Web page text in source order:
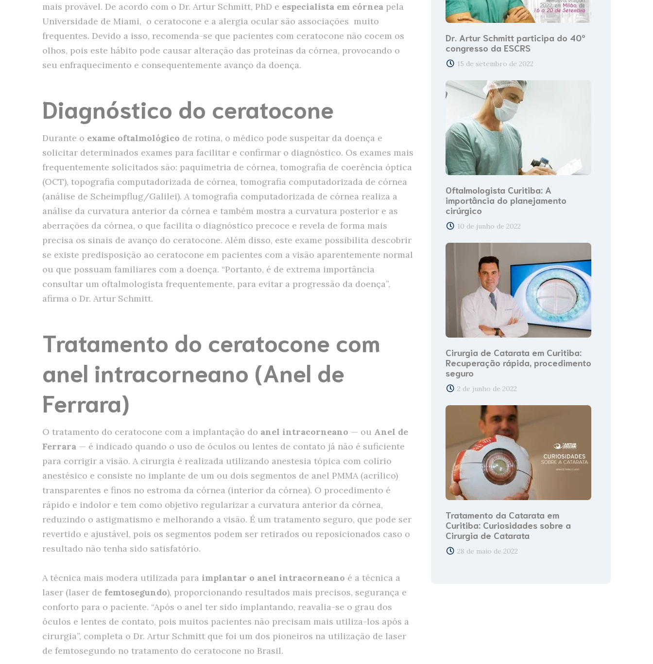
mais provável. De acordo com o Dr. Artur Schmitt, PhD e especialista em córnea pela
Universidade de Miami, o ceratocone e a alergia ocular são associações muito
frequentes. Devido a isso, recomenda-se que pacientes com ceratocone não cocem os
olhos, pois este hábito pode causar alteração das proteínas da córnea, provocando o
seu enfraquecimento e consequentemente avanço da doença.
Diagnóstico do ceratocone
Durante o exame oftalmológico de rotina, o médico pode suspeitar da doença e
solicitar determinados exames para facilitar e confirmar o diagnóstico. Os exames mais
frequentemente solicitados são: paquimetria de córnea, tomografia de coerência óptica
(OCT), topografia computadorizada de córnea, tomografia computadorizada de córnea
(análise de Scheimpflug/Galilei). A tomografia computadorizada de córnea realiza a
análise da curvatura anterior da córnea e também mostra a curvatura posterior e as
aberrações da córnea, o que facilita o diagnóstico precoce e revela de forma mais
precisa os sinais de avanço do ceratocone. Além disso, este exame possibilita descobrir
se existe predisposição ao ceratocone em pacientes com a visão aparentemente normal
ou que possuam familiares com a doença. “Portanto, é de extrema importância
consultar um oftalmologista frequentemente, para evitar a progressão da doença”,
afirma o Dr. Artur Schmitt.
Tratamento do ceratocone com
anel intracorneano (Anel de
Ferrara)
O tratamento do ceratocone com a implantação do anel intracorneano — ou Anel de
Ferrara — é indicado quando o uso de óculos ou lentes de contato já não é suficiente
para corrigir a visão. A cirurgia é realizada utilizando anestesia tópica com colírio
anestésico e consiste no implante de um ou dois segmentos de anel PMMA (acrílico)
transparentes e finos no estroma da córnea (interior da córnea). O procedimento é
rápido e indolor e tem como objetivo regularizar a curvatura anterior da córnea,
reduzindo o astigmatismo e melhorando a visão. É um tratamento seguro, que pode ser
revertido e ajustável, pois os segmentos podem ser retirados ou reposicionados caso o
resultado não tenha sido satisfatório.
A técnica mais modera utilizada para implantar o anel intracorneano é a técnica a
laser (laser de femtosegundo), proporcionando resultados mais precisos, segurança e
conforto para o paciente. “Após o anel ter sido implantando, reavalia-se o grau dos
óculos e lentes de contato, pois muitos pacientes não precisam mais utiliza-los após a
cirurgia”, completa o Dr. Artur Schmitt que foi um dos pioneiros na utilização de laser
de femtosegundo no tratamento do ceratocone no Brasil.
Dr. Artur Schmitt participa do 40º
congresso da ESCRS
15 de setembro de 2022
Oftalmologista Curitiba: A
importância do planejamento
cirúrgico
10 de junho de 2022
Cirurgia de Catarata em Curitiba:
Recuperação rápida, procedimento
seguro
2 de junho de 2022
Tratamento da Catarata em
Curitiba: Curiosidades sobre a
Cirurgia de Catarata
28 de maio de 2022